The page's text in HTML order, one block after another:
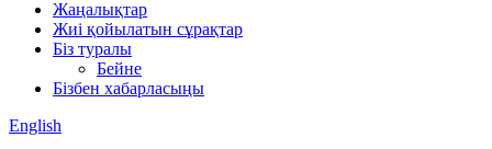
Жаңалықтар
Жиі қойылатын сұрақтар
Біз туралы
Бейне
Бізбен хабарласыңы
English